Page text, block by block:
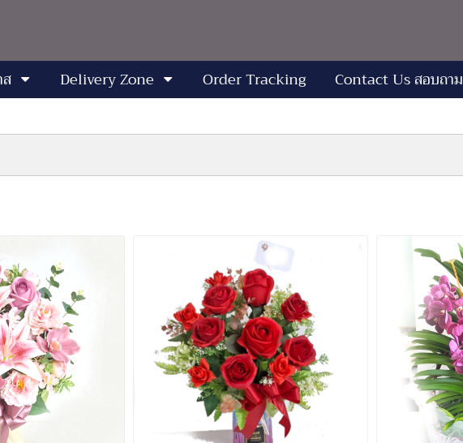
Delivery Zone Order Tracking Contact Us สอบถาม